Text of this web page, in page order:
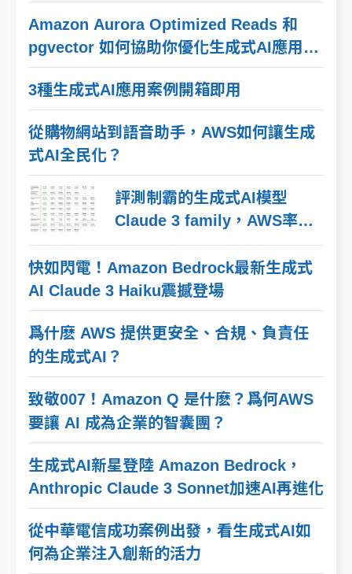
Amazon Aurora Optimized Reads 和
pgvector 如何協助你優化生成式AI應用程
式效能
3種生成式AI應用案例開箱即用
從購物網站到語音助手，AWS如何讓生成
式AI全民化？
評測制霸的生成式AI模型
Claude 3 family，AWS率先
解鎖！
快如閃電！Amazon Bedrock最新生成式
AI Claude 3 Haiku震撼登場
爲什麽 AWS 提供更安全、合規、負責任
的生成式AI？
致敬007！Amazon Q 是什麽？爲何AWS
要讓 AI 成為企業的智囊團？
生成式AI新星登陸 Amazon Bedrock，
Anthropic Claude 3 Sonnet加速AI再進化
從中華電信成功案例出發，看生成式AI如
何為企業注入創新的活力